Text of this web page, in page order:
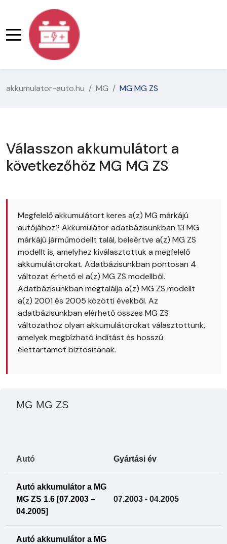
akkumulator-auto.hu MG MG MG ZS
Válasszon akkumulátort a
következőhöz MG MG ZS
Megfelelő akkumulátort keres a(z) MG márkájú
autójához? Akkumulátor adatbázisunkban 13 MG
márkájú járműmodellt talál, beleértve a(z) MG ZS
modellt is, amelyhez kiválasztottuk a megfelelő
akkumulátorokat. Adatbázisunkban pontosan 4
változat érhető el a(z) MG ZS modellből.
Adatbázisunkban megtalálja a(z) MG ZS modellt
a(z) 2001 és 2005 közötti évekből. Az
adatbázisunkban elérhető összes MG ZS
változathoz olyan akkumulátorokat választottunk,
amelyek megbízható indítást és hosszú
élettartamot biztosítanak.
MG MG ZS
Autó Gyártási év
Autó akkumulátor a MG
MG ZS 1.6 [07.2003 –
04.2005]
07.2003 - 04.2005
Autó akkumulátor a MG